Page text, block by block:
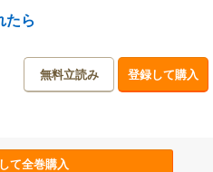
たら
無料立読み 登録して購入
て全巻購入